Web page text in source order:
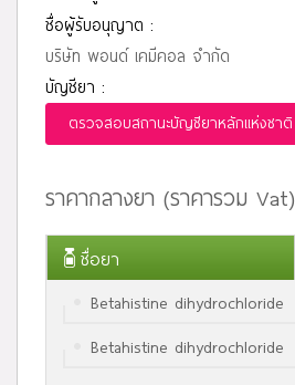
ชื่อผู้รับอนุญาต :
บริษัท พอนด์ เคมีคอล จำกัด
บัญชียา :
ตรวจสอบสถานะบัญชียาหลักแห่งชาติ
ราคากลางยา (ราคารวม Vat)
ชื่อยา
Betahistine dihydrochloride
Betahistine dihydrochloride